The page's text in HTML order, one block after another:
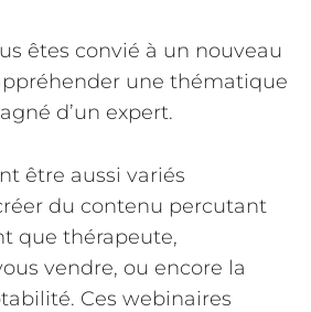
êtes convié à un nouveau
une thématique
d’un expert.
être aussi variés
du contenu percutant
que thérapeute,
vendre, ou encore la
Ces webinaires